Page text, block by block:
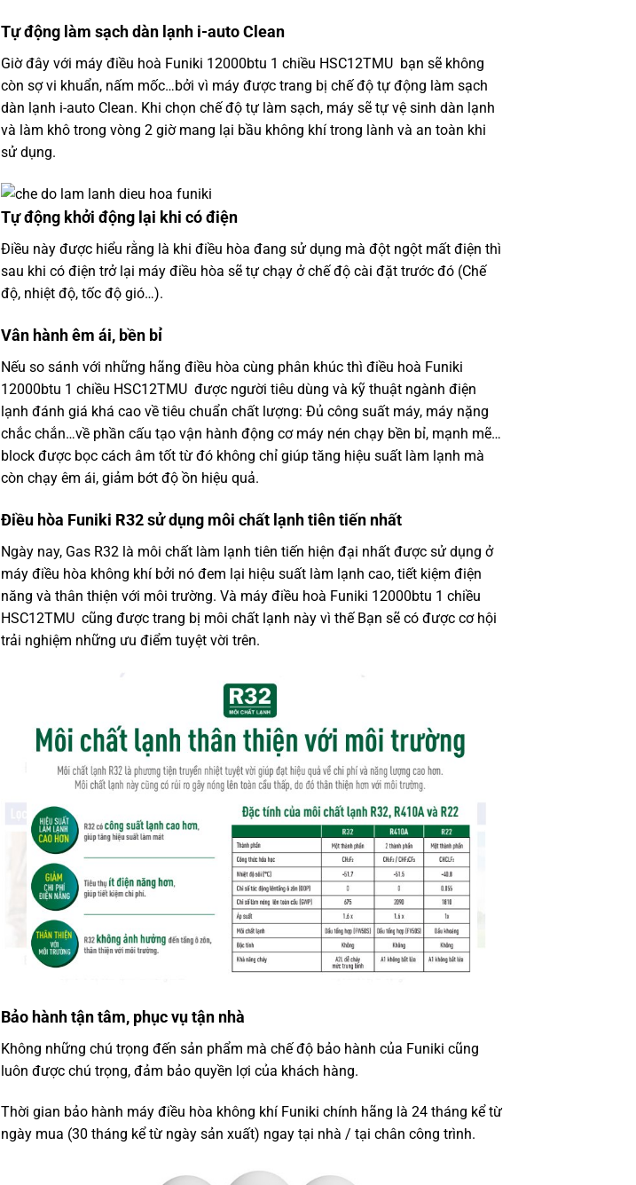
Tự động làm sạch dàn lạnh i-auto Clean
Giờ đây với máy điều hoà Funiki 12000btu 1 chiều HSC12TMU bạn sẽ không
còn sợ vi khuẩn, nấm mốc…bởi vì máy được trang bị chế độ tự động làm sạch
dàn lạnh i-auto Clean. Khi chọn chế độ tự làm sạch, máy sẽ tự vệ sinh dàn lạnh
và làm khô trong vòng 2 giờ mang lại bầu không khí trong lành và an toàn khi
sử dụng.
Tự động khởi động lại khi có điện
Điều này được hiểu rằng là khi điều hòa đang sử dụng mà đột ngột mất điện thì
sau khi có điện trở lại máy điều hòa sẽ tự chạy ở chế độ cài đặt trước đó (Chế
độ, nhiệt độ, tốc độ gió…).
Vân hành êm ái, bền bỉ
Nếu so sánh với những hãng điều hòa cùng phân khúc thì điều hoà Funiki
12000btu 1 chiều HSC12TMU được người tiêu dùng và kỹ thuật ngành điện
lạnh đánh giá khá cao về tiêu chuẩn chất lượng: Đủ công suất máy, máy nặng
chắc chắn…về phần cấu tạo vận hành động cơ máy nén chạy bền bỉ, mạnh mẽ…
block được bọc cách âm tốt từ đó không chỉ giúp tăng hiệu suất làm lạnh mà
còn chạy êm ái, giảm bớt độ ồn hiệu quả.
Điều hòa Funiki R32sử dụng môi chất lạnh tiên tiến nhất
Ngày nay, Gas R32 là môi chất làm lạnh tiên tiến hiện đại nhất được sử dụng ở
máy điều hòa không khí bởi nó đem lại hiệu suất làm lạnh cao, tiết kiệm điện
năng và thân thiện với môi trường. Và máy điều hoà Funiki 12000btu 1 chiều
HSC12TMU cũng được trang bị môi chất lạnh này vì thế Bạn sẽ có được cơ hội
trải nghiệm những ưu điểm tuyệt vời trên.
Bảo hành tận tâm, phục vụ tận nhà
Không những chú trọng đến sản phẩm mà chế độ bảo hành của Funiki cũng
luôn được chú trọng, đảm bảo quyền lợi của khách hàng.
Thời gian bảo hành máy điều hòa không khí Funiki chính hãng là 24 tháng kể từ
ngày mua (30 tháng kể từ ngày sản xuất) ngay tại nhà / tại chân công trình.